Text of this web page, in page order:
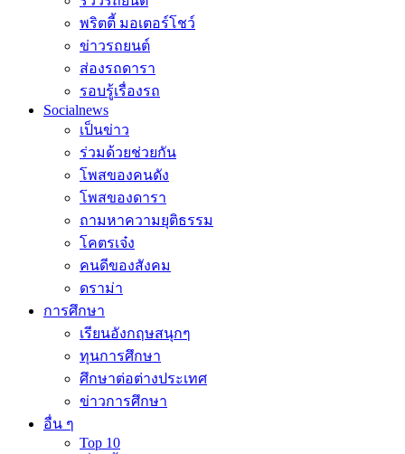
พริตตี้ มอเตอร์โชว์
ข่าวรถยนต์
ส่องรถดารา
รอบรู้เรื่องรถ
Socialnews
เป็นข่าว
ร่วมด้วยช่วยกัน
โพสของคนดัง
โพสของดารา
ถามหาความยุติธรรม
โคตรเจ๋ง
คนดีของสังคม
ดราม่า
การศึกษา
เรียนอังกฤษสนุกๆ
ทุนการศึกษา
ศึกษาต่อต่างประเทศ
ข่าวการศึกษา
อื่น ๆ
Top 10